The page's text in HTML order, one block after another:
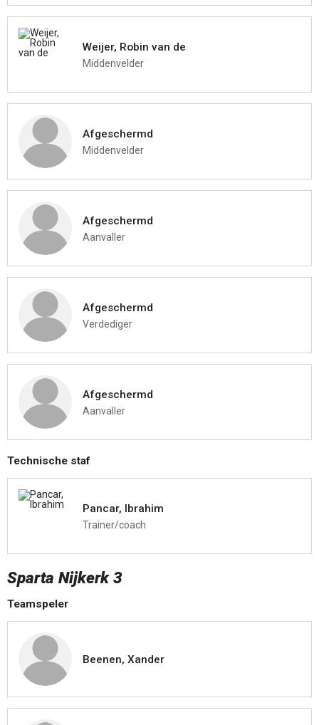
Weijer, Robin van de
Middenvelder
Afgeschermd
Middenvelder
Afgeschermd
Aanvaller
Afgeschermd
Verdediger
Afgeschermd
Aanvaller
Technische staf
Pancar, Ibrahim
Trainer/coach
Sparta Nijkerk 3
Teamspeler
Beenen, Xander